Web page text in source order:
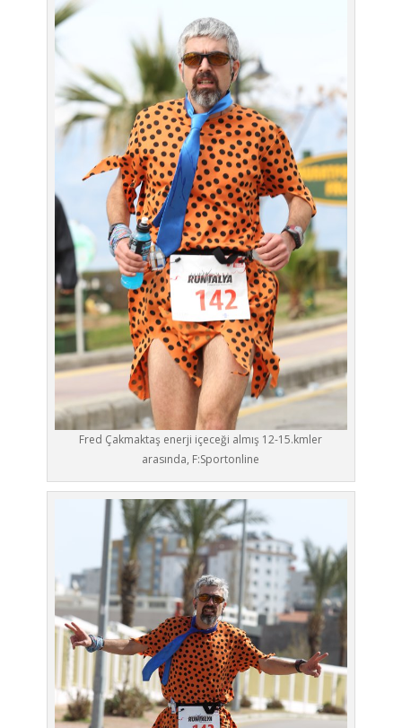
Fred Çakmaktaş enerji içeceği almış 12-15.kmler
arasında, F:Sportonline